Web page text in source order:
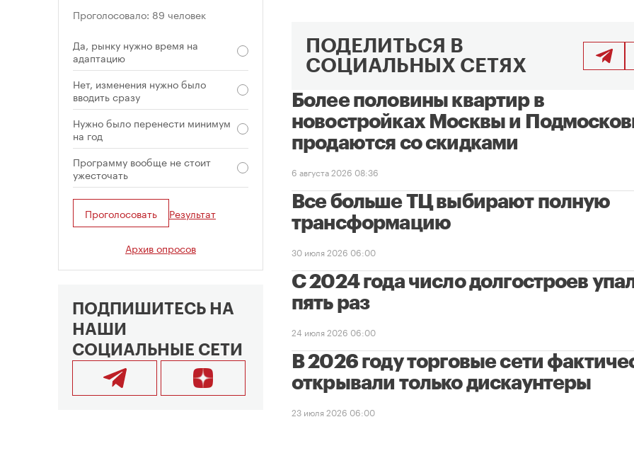
ПОДЕЛИТЬСЯ В
СОЦИАЛЬНЫХ СЕТЯХ
Более половины квартир в
новостройках Москвы и
продаются со скидками
6 августа 2026 08:36
Все больше ТЦ выбирают полную
трансформацию
30 июля 2026 06:00
С 2024 года число долгостроев
пять раз
24 июля 2026 06:00
В 2026 году торговые сети
открывали только дискаунтеры
23 июля 2026 06:00
Проголосовало: 89 человек
Да, рынку нужно время на
адаптацию
Нет, изменения нужно было
вводить сразу
Нужно было перенести минимум
на год
Программу вообще не стоит
ужесточать
Проголосовать Результат
Архив опросов
ПОДПИШИТЕСЬ НА
НАШИ
СОЦИАЛЬНЫЕ СЕТИ